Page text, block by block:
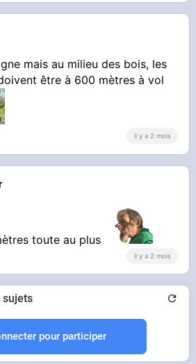
mais au milieu des bois, les
être à 600 mètres à vol
il y a 2 mois
toute au plus
il y a 2 mois
sujets
pour participer